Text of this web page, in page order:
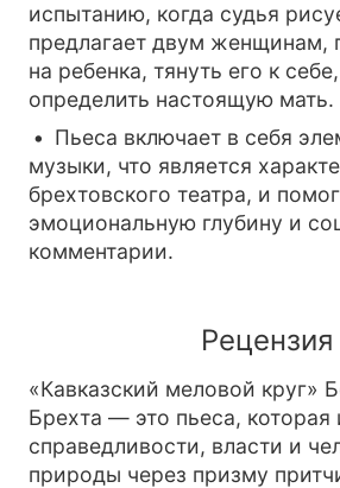
испытанию, когда судья
предлагает двум женщинам,
на ребенка, тянуть его к
определить настоящую мать.
Пьеса включает в себя
музыки, что является
брехтовского театра, и
эмоциональную глубину и
комментарии.
Рецензия
«Кавказский меловой круг»
Брехта — это пьеса, которая
справедливости, власти и
природы через призму